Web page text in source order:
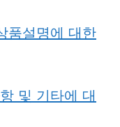
품설명에 대한
및 기타에 대